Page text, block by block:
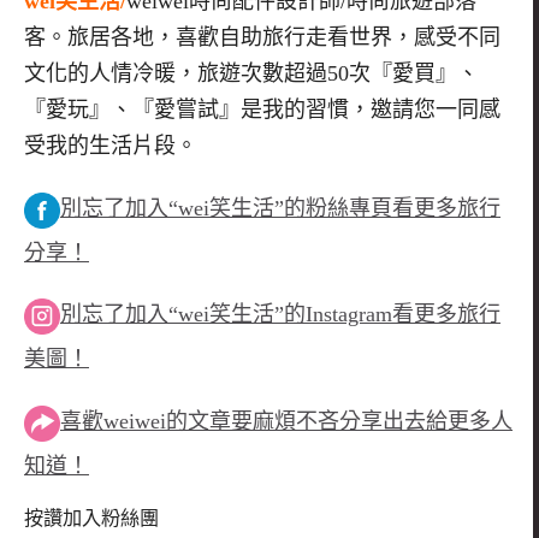
客。旅居各地，喜歡自助旅行走看世界，感受不同
文化的人情冷暖，旅遊次數超過50次『愛買』、
『愛玩』、『愛嘗試』是我的習慣，邀請您一同感
受我的生活片段。
別忘了加入“wei笑生活”的粉絲專頁看更多旅行
分享！
別忘了加入“wei笑生活”的Instagram看更多旅行
美圖！
喜歡weiwei的文章要麻煩不吝分享出去給更多人
知道！
按讚加入粉絲團